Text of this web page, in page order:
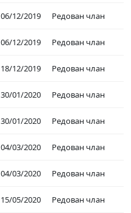
06/12/2019 Редован члан
06/12/2019 Редован члан
18/12/2019 Редован члан
30/01/2020 Редован члан
30/01/2020 Редован члан
04/03/2020 Редован члан
04/03/2020 Редован члан
15/05/2020 Редован члан